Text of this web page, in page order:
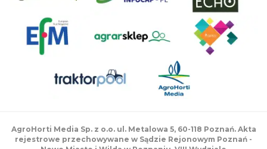
AgroHorti Media Sp. z o.o. ul. Metalowa 5, 60-118 Poznań. Akta
rejestrowe przechowywane w Sądzie Rejonowym Poznań -